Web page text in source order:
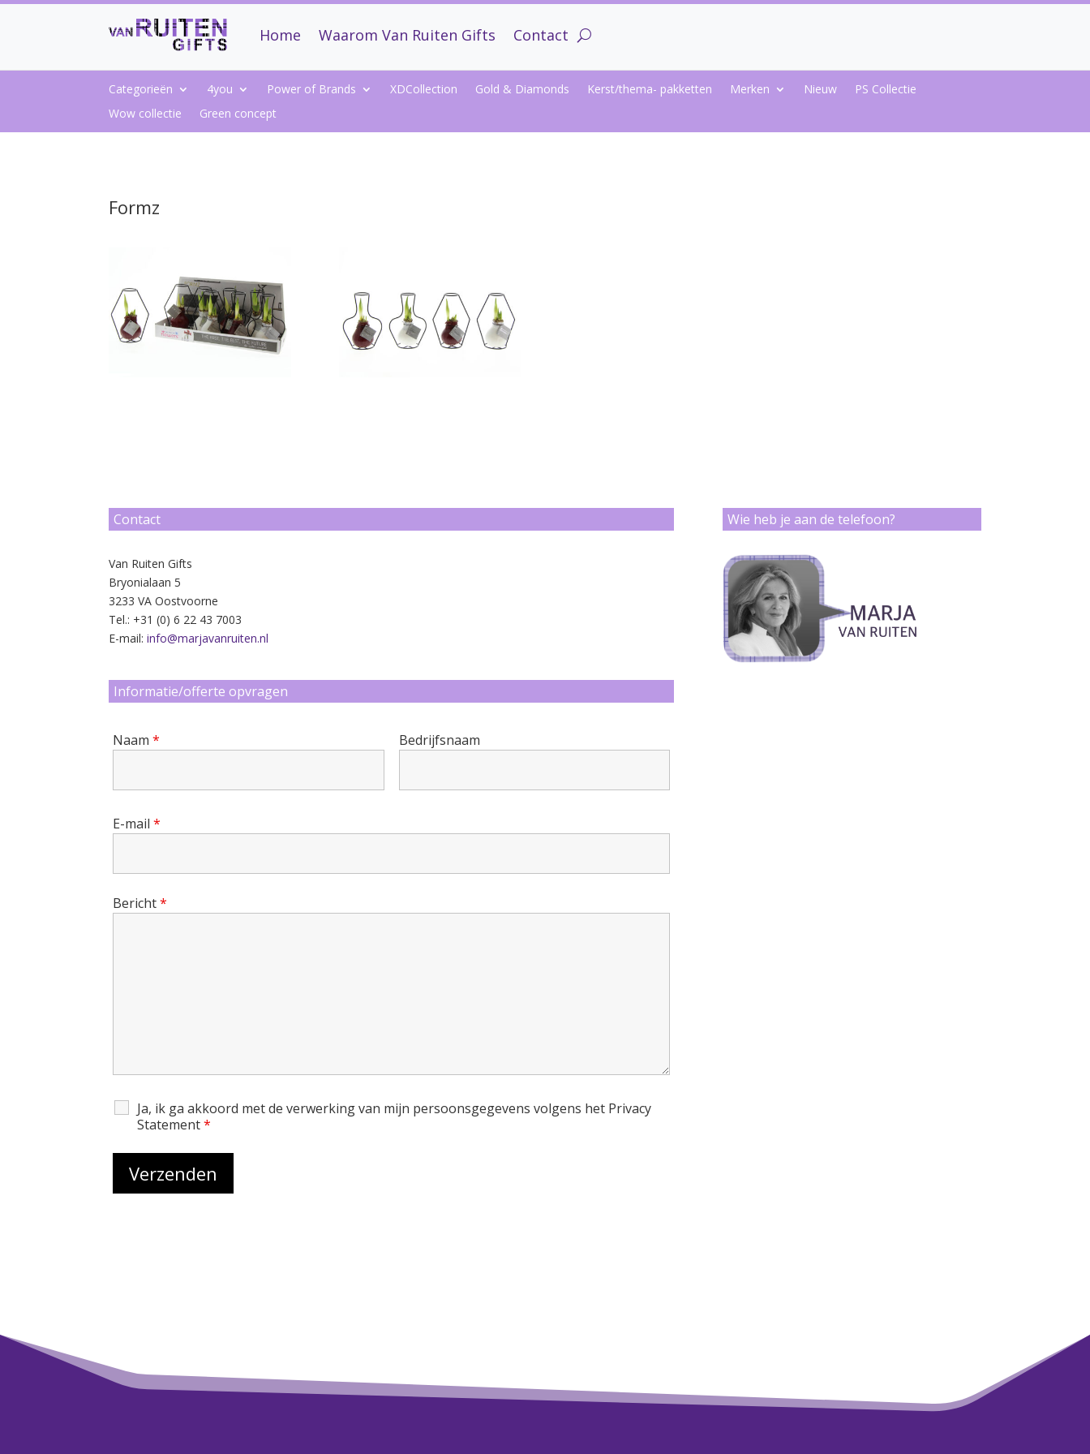
Home Waarom Van Ruiten Gifts Contact
Categorieën 4you Power of Brands XDCollection Gold & Diamonds Kerst/thema- pakketten Merken Nieuw
PS Collectie
Wow collectie
Green concept
Formz
Contact
Van Ruiten Gifts
Bryonialaan 5
3233 VA Oostvoorne
Tel.: +31 (0) 6 22 43 7003
E-mail:info@marjavanruiten.nl
Informatie/offerte opvragen
Naam* Bedrijfsnaam
E-mail*
Bericht*
Ja, ik ga akkoord met de verwerking van mijn persoonsgegevens volgens het Privacy
Statement*
Wie heb je aan de telefoon?